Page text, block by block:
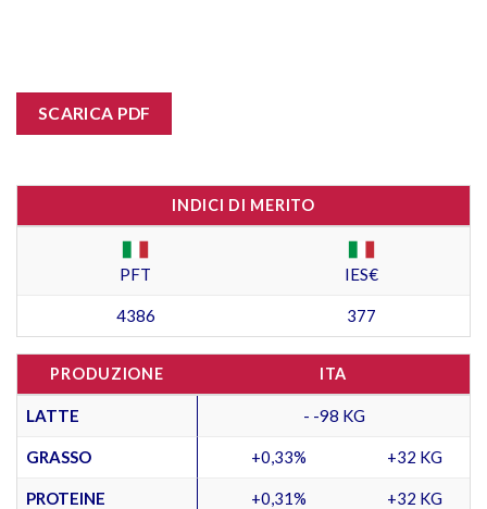
SCARICA PDF
INDICI DI MERITO
PFT IES€
4386 377
PRODUZIONE ITA
LATTE - -98 KG
GRASSO +0,33% +32 KG
PROTEINE +0,31% +32 KG